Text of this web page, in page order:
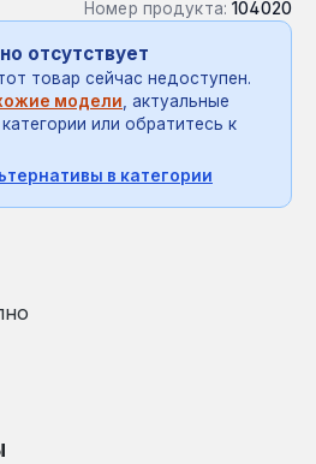
Номер продукта: 104020
отсутствует
товар сейчас недоступен.
модели , актуальные
или обратитесь к
в категории